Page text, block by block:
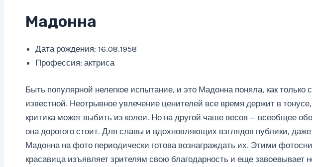
Мадонна
Дата рождения: 16.08.1958
Профессия: актриса
Быть популярной нелегкое испытание, и это Мадонна поняла, как только
известной. Неотрывное увлечение ценителей все время держит в
критика может выбить из колеи. Но на другой чаше весов — всеобщее
она дорогого стоит. Для славы и вдохновляющих взглядов публики, даже
Мадонна на фото периодически готова вознаграждать их. Этими
красавица изъявляет зрителям свою благодарность и еще завоевывает